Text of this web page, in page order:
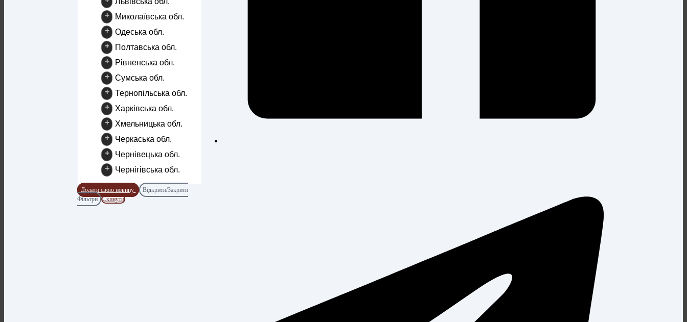
+
Миколаївська обл.
+
Одеська обл.
+
Полтавська обл.
+
Рівненська обл.
+
Сумська обл.
+
Тернопільська обл.
+
Харківська обл.
+
Хмельницька обл.
+
Черкаська обл.
+
Чернівецька обл.
+
Чернігівська обл.
Додати свою новину
Відкрити/Закрити
Фільтри
Скинути